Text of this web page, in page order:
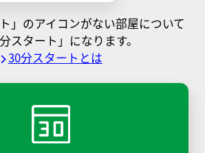
」のアイコンがない部屋について
スタート」になります。
30分スタートとは